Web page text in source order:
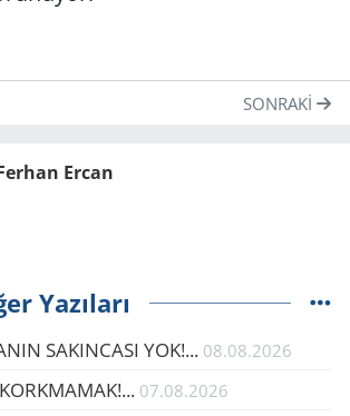
SONRAKI
Ercan
Yazıları
SAKINCASI YOK!... 08.08.2026
07.08.2026